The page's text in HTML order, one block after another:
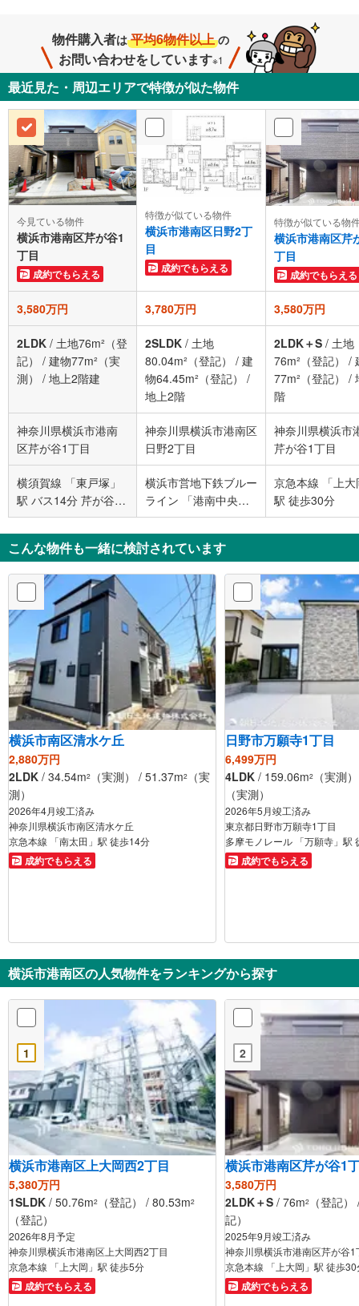
物件購入者は 平均6物件以上 の
お問い合わせをしています※1
最近見た・周辺エリアで特徴が似た物件
今見ている物件
横浜市港南区芹が谷1
丁目
成約でもらえる
特徴が似ている物件
横浜市港南区日野2丁
目
成約でもらえる
特徴が似ている物
横浜市港南区芹
丁目
成約でもらえる
3,580万円 3,780万円 3,580万円
2LDK / 土地76m²（登
記）
/ 建物77m²（実
測）
/ 地上2階建
2SLDK / 土地
80.04m²（登記）
/ 建
物64.45m²（登記）
/
地上2階
2LDK＋S / 土地
76m²（登記）
/
77m²（登記）
/
階
神奈川県横浜市港南
区芹が谷1丁目
神奈川県横浜市港南区
日野2丁目
神奈川県横浜市
芹が谷1丁目
横須賀線 「東戸塚」
駅 バス14分 芹が谷山
谷 バス停下車 徒歩6
分
横浜市営地下鉄ブルー
ライン 「港南中央」
駅 徒歩11分
京急本線 「上大
駅 徒歩30分
こんな物件も一緒に検討されています
横浜市南区清水ケ丘
2,880万円
2LDK / 34.54m2 （実測） / 51.37m2
（実
測）
2026年4月竣工済み
神奈川県横浜市南区清水ケ丘
京急本線 「南太田」駅 徒歩14分
成約でもらえる
日野市万願寺1丁目
6,499万円
4LDK / 159.06m2
（実測
（実測）
2026年5月竣工済み
東京都日野市万願寺1丁目
多摩モノレール 「万願寺」駅
成約でもらえる
横浜市港南区の人気物件をランキングから探す
1
横浜市港南区上大岡西2丁目
5,380万円
1SLDK / 50.76m2 （登記） / 80.53m2
（登記）
2026年8月予定
神奈川県横浜市港南区上大岡西2丁目
京急本線 「上大岡」駅 徒歩5分
成約でもらえる
2
横浜市港南区芹が谷1
3,580万円
2LDK＋S / 76m2
（登記
記）
2025年9月竣工済み
神奈川県横浜市港南区芹が谷1
京急本線 「上大岡」駅 徒歩
成約でもらえる